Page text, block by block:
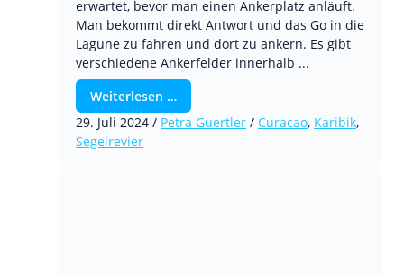
erwartet, bevor man einen Ankerplatz anläuft.
Man bekommt direkt Antwort und das Go in die
Lagune zu fahren und dort zu ankern. Es gibt
verschiedene Ankerfelder innerhalb ...
Weiterlesen …
29. Juli 2024 / Petra Guertler / Curacao, Karibik,
Segelrevier